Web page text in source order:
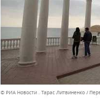
© РИА Новости . Тарас Литвиненко